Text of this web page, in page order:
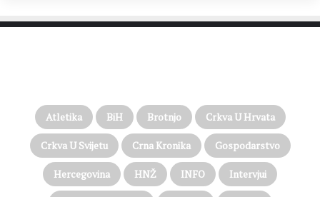
Atletika BiH Brotnjo Crkva U Hrvata
Crkva U Svijetu Crna Kronika Gospodarstvo
Hercegovina HNŽ INFO Intervjui